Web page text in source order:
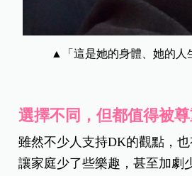
▲「這是她的身體、她的人
選擇不同，但都值得被
雖然不少人支持DK的觀點，
讓家庭少了些樂趣，甚至加劇